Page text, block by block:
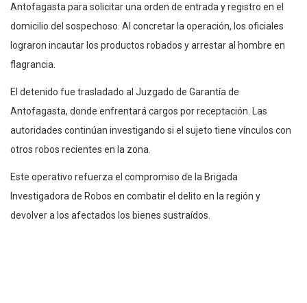
Antofagasta para solicitar una orden de entrada y registro en el
domicilio del sospechoso. Al concretar la operación, los oficiales
lograron incautar los productos robados y arrestar al hombre en
flagrancia.
El detenido fue trasladado al Juzgado de Garantía de
Antofagasta, donde enfrentará cargos por receptación. Las
autoridades continúan investigando si el sujeto tiene vínculos con
otros robos recientes en la zona.
Este operativo refuerza el compromiso de la Brigada
Investigadora de Robos en combatir el delito en la región y
devolver a los afectados los bienes sustraídos.